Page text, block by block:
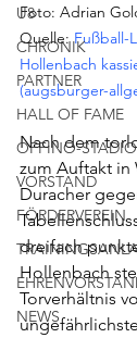
U8
CHRONIK
PARTNER
HALL OF FAME
OFFINO-
VORSTAND
FÖRDERVEREIN
NEWS
Foto: Adrian
Quelle: Fußball-
Hollenbach
(augsburger-
Nach dem
zum Auftakt
Duracher
dreifach
Hollenbach
Torverhältnis